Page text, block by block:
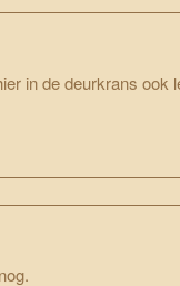
in de deurkrans ook